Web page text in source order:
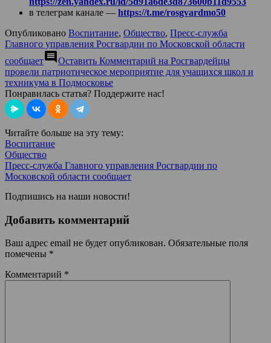
в телеграм канале — https://t.me/rosgvardmo50
Опубликовано Воспитание, Общество, Пресс-служба
Главного управления Росгвардии по Московской области
сообщаетcomment Оставить Комментарий на Росгвардейцы
провели патриотическое мероприятие для учащихся школ и
техникума в Подмосковье
Понравилась статья? Поддержите нас!
Читайте больше на эту тему:
Воспитание
Общество
Пресс-служба Главного управления Росгвардии по
Московской области сообщает
Подпишись на наши новости!
Добавить комментарий
Ваш адрес email не будет опубликован. Обязательные поля
помечены *
Комментарий *